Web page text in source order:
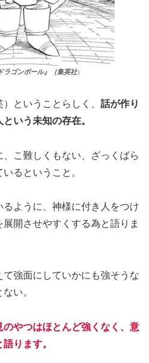
ラゴンボール』（集英社）
ということらしく、 話が作り
いう未知の存在。
こ難しくもない、ざっくばら
るということ。
ように、神様に付き人をつけ
開させやすくする為と語りま
強面にしていかにも強そうな
い。
やつはほとんど強くなく、意
ります。